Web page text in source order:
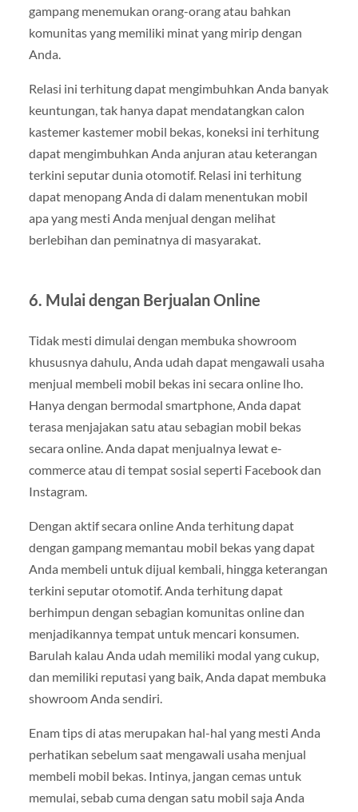
gampang menemukan orang-orang atau bahkan
komunitas yang memiliki minat yang mirip dengan
Anda.
Relasi ini terhitung dapat mengimbuhkan Anda banyak
keuntungan, tak hanya dapat mendatangkan calon
kastemer kastemer mobil bekas, koneksi ini terhitung
dapat mengimbuhkan Anda anjuran atau keterangan
terkini seputar dunia otomotif. Relasi ini terhitung
dapat menopang Anda di dalam menentukan mobil
apa yang mesti Anda menjual dengan melihat
berlebihan dan peminatnya di masyarakat.
6. Mulai dengan Berjualan Online
Tidak mesti dimulai dengan membuka showroom
khususnya dahulu, Anda udah dapat mengawali usaha
menjual membeli mobil bekas ini secara online lho.
Hanya dengan bermodal smartphone, Anda dapat
terasa menjajakan satu atau sebagian mobil bekas
secara online. Anda dapat menjualnya lewat e-
commerce atau di tempat sosial seperti Facebook dan
Instagram.
Dengan aktif secara online Anda terhitung dapat
dengan gampang memantau mobil bekas yang dapat
Anda membeli untuk dijual kembali, hingga keterangan
terkini seputar otomotif. Anda terhitung dapat
berhimpun dengan sebagian komunitas online dan
menjadikannya tempat untuk mencari konsumen.
Barulah kalau Anda udah memiliki modal yang cukup,
dan memiliki reputasi yang baik, Anda dapat membuka
showroom Anda sendiri.
Enam tips di atas merupakan hal-hal yang mesti Anda
perhatikan sebelum saat mengawali usaha menjual
membeli mobil bekas. Intinya, jangan cemas untuk
memulai, sebab cuma dengan satu mobil saja Anda